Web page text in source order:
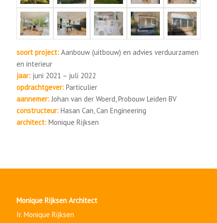
soort project:Aanbouw (uitbouw) en advies verduurzamen
en interieur
jaar: juni 2021 – juli 2022
opdrachtgever:Particulier
aannemer:Johan van der Woerd, Probouw Leiden BV
constructeur:Hasan Can, Can Engineering
architect: Monique Rijksen
Monique Rijksen Architect
Ir. Monique Rijksen